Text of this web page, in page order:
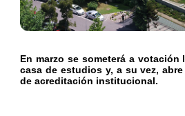
En marzo se someterá a
casa de estudios y, a su vez,
de acreditación institucional.